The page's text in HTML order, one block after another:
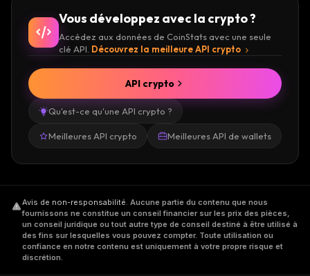
Vous développez avec la crypto ?
Accédez aux données de CoinStats avec une seule
clé API. Découvrez la meilleure API crypto
Qu'est-ce qu'une API crypto ?
Meilleures API crypto Meilleures API de wallets
API crypto
Avis de non-responsabilité. Aucune partie du contenu que nous
fournissons ne constitue un conseil financier sur les prix des pièces,
un conseil juridique ou tout autre type de conseil destiné à être utilisé à
des fins sur lesquelles vous pouvez compter. Toute utilisation ou
confiance en notre contenu est uniquement à votre propre risque et
discrétion.